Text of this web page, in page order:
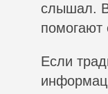
слышал. В
помогают
Если